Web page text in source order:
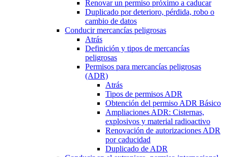
Renovar un permiso próximo a caducar
Duplicado por deterioro, pérdida, robo o
cambio de datos
Conducir mercancías peligrosas
Atrás
Definición y tipos de mercancías
peligrosas
Permisos para mercancías peligrosas
(ADR)
Atrás
Tipos de permisos ADR
Obtención del permiso ADR Básico
Ampliaciones ADR: Cisternas,
explosivos y material radioactivo
Renovación de autorizaciones ADR
por caducidad
Duplicado de ADR